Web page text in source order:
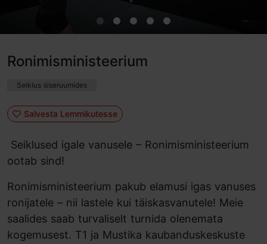
Ronimisministeerium
Seiklus siseruumides
Salvesta Lemmikutesse
Seiklused igale vanusele – Ronimisministeerium
ootab sind!
Ronimisministeerium pakub elamusi igas vanuses
ronijatele – nii lastele kui täiskasvanutele! Meie
saalides saab turvaliselt turnida olenemata
kogemusest. T1 ja Mustika kaubanduskeskuste